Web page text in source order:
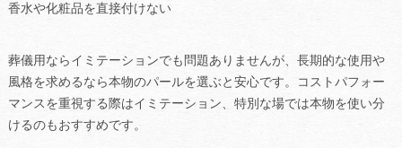
香水や化粧品を直接付けない
葬儀用ならイミテーションでも問題ありませんが、長期的な使用や
風格を求めるなら本物のパールを選ぶと安心です。コストパフォー
マンスを重視する際はイミテーション、特別な場では本物を使い分
けるのもおすすめです。